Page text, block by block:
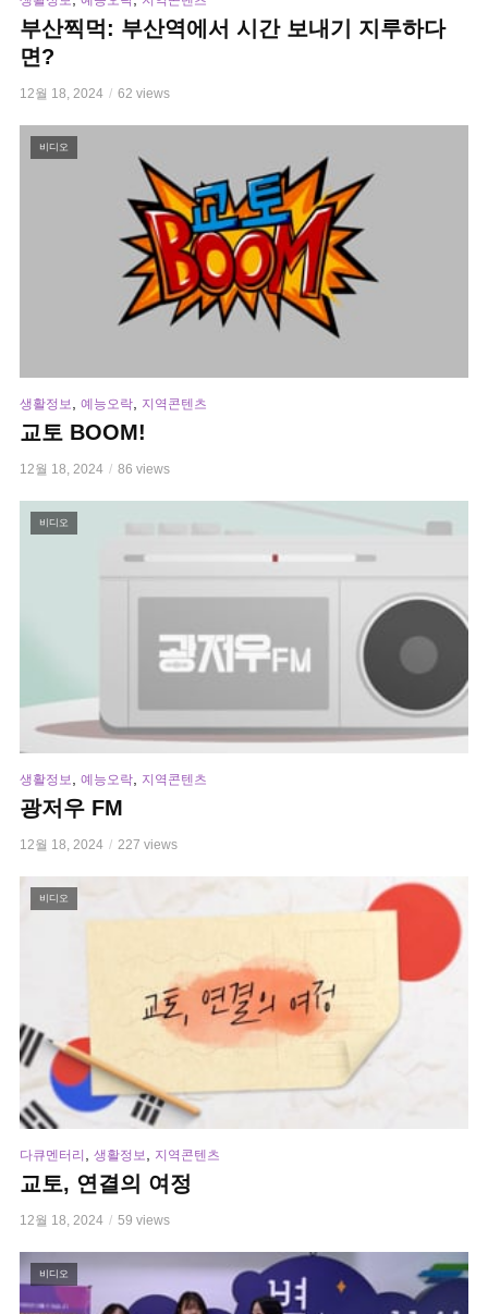
부산찍먹: 부산역에서 시간 보내기 지루하다
면?
12월 18, 2024 62 views
비디오
생활정보 예능오락 지역콘텐츠
교토 BOOM!
12월 18, 2024 86 views
비디오
생활정보 예능오락 지역콘텐츠
광저우 FM
12월 18, 2024 227 views
비디오
다큐멘터리 생활정보 지역콘텐츠
교토, 연결의 여정
12월 18, 2024 59 views
비디오